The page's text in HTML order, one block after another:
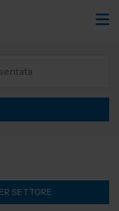
SETTORE